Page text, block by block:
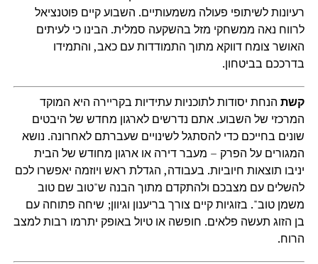
רעיונות לשיתופי פעולה משמעותיים. השבוע קיים פוטנציאל
לרווח נאה ממשחקי מזל בהשקעה סמלית. הבינו כי לעיתים
האושר צומח דווקא מתוך התמודדות עם כאב, והתמידו
בדרככם בביטחון.
קשתהנחת יסודות לתוכניות עתידיות בקריירה היא המוקד
המרכזי של השבוע. אתם נדרשים לארגון מחדש של היבטים
שונים בחייכם כדי להסתגל לשינויים שעברתם לאחרונה. נושא
המגורים על הפרק – מעבר דירה או ארגון מחודש של הבית
יניבו תוצאות חיוביות. בעבודה, הגדלת ראש ויוזמה יאפשרו לכם
להשלים עם מצבכם ולהתקדם מתוך הבנה ש"טוב שם טוב
משמן טוב". בזוגיות קיים צורך בריענון וגיוון; שיחה פתוחה עם
בן הזוג תעשה פלאים. חופשה או טיול באופק יתרמו רבות למצב
הרוח.